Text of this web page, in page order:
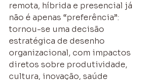
remota, híbrida e presencial já
não é apenas “preferência”:
tornou-se uma decisão
estratégica de desenho
organizacional, com impactos
diretos sobre produtividade,
cultura, inovação, saúde